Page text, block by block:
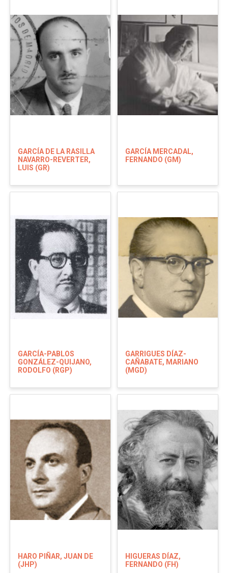
GARCÍA DE LA RASILLA
NAVARRO-REVERTER,
LUIS (GR)
GARCÍA MERCADAL,
FERNANDO (GM)
GARCÍA-PABLOS
GONZÁLEZ-QUIJANO,
RODOLFO (RGP)
GARRIGUES DÍAZ-
CAÑABATE, MARIANO
(MGD)
HARO PIÑAR, JUAN DE
(JHP)
HIGUERAS DÍAZ,
FERNANDO (FH)